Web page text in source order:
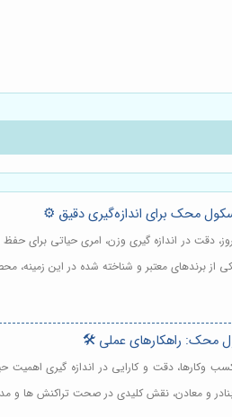
محک برای اندازه‌گیری دقیق ⚙️
دقت در اندازه گیری وزن، امری حیاتی برای
از برندهای معتبر و شناخته شده در این
محک: راهکارهای عملی 🛠️
وکارها، دقت و کارایی در اندازه گیری اهمیت
و معادن، نقش کلیدی در صحت تراکنش ها و